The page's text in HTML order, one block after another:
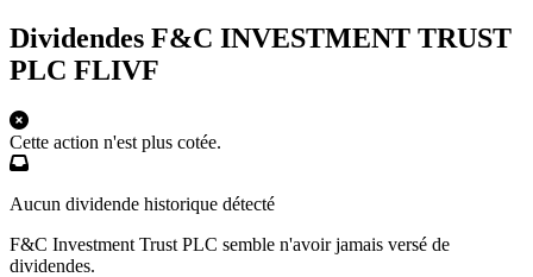
Dividendes F&C INVESTMENT TRUST
PLC FLIVF
Cette action n'est plus cotée.
Aucun dividende historique détecté
F&C Investment Trust PLC semble n'avoir jamais versé de
dividendes.